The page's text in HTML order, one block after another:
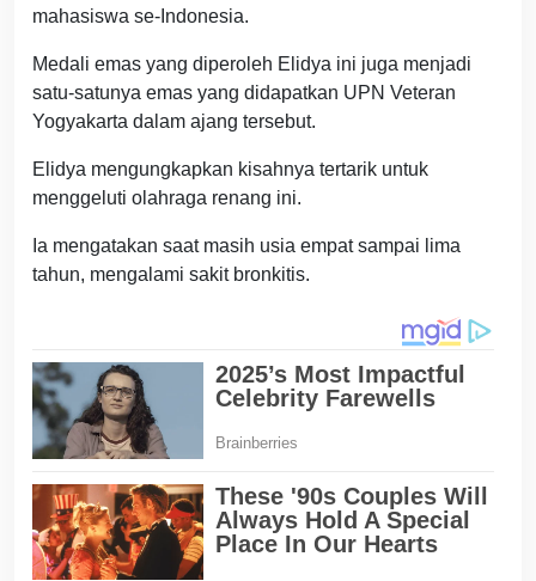
mahasiswa se-Indonesia.
Medali emas yang diperoleh Elidya ini juga menjadi
satu-satunya emas yang didapatkan UPN Veteran
Yogyakarta dalam ajang tersebut.
Elidya mengungkapkan kisahnya tertarik untuk
menggeluti olahraga renang ini.
Ia mengatakan saat masih usia empat sampai lima
tahun, mengalami sakit bronkitis.